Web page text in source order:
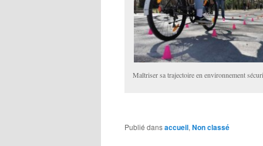
Maîtriser sa trajectoire en environnement
Publié dansaccueil, Non classé